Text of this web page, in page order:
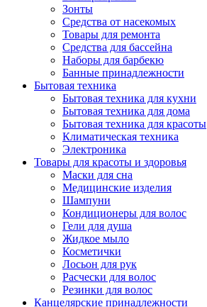
Зонты
Средства от насекомых
Товары для ремонта
Средства для бассейна
Наборы для барбекю
Банные принадлежности
Бытовая техника
Бытовая техника для кухни
Бытовая техника для дома
Бытовая техника для красоты
Климатическая техника
Электроника
Товары для красоты и здоровья
Маски для сна
Медицинские изделия
Шампуни
Кондиционеры для волос
Гели для душа
Жидкое мыло
Косметички
Лосьон для рук
Расчески для волос
Резинки для волос
Канцелярские принадлежности